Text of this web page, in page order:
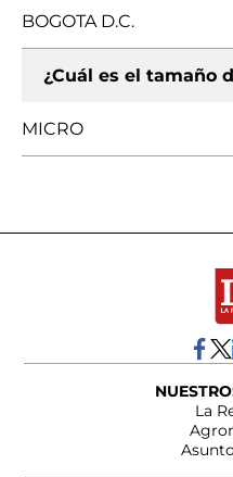
BOGOTA D.C.
¿Cuál es el tamaño
MICRO
La